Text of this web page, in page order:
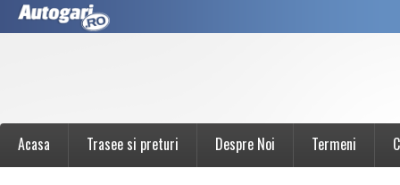
Acasa Trasee si preturi Despre Noi Termeni